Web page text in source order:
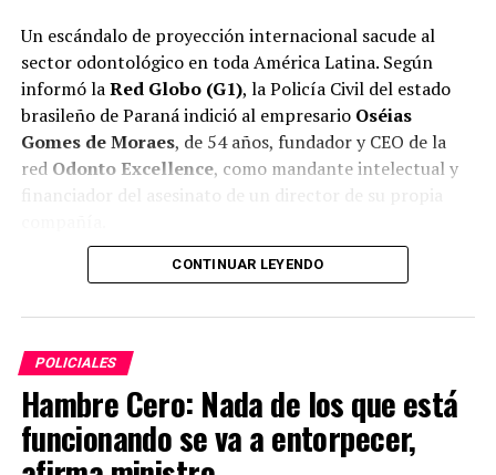
Un escándalo de proyección internacional sacude al
sector odontológico en toda América Latina. Según
informó laRed Globo (G1), la Policía Civil del estado
brasileño de Paraná indició al empresario Oséias
Gomes de Moraes, de 54 años, fundador y CEO de la
red Odonto Excellence, como mandante intelectual y
financiador del asesinato de un director de su propia
La red Odonto Excellence cuenta con
México y Angola, lo que convierte al caso en un tema
de interés directo para el mercado paraguayo, donde la
marca opera bajo el modelo de franquicia.
El crimen
CONTINUAR LEYENDO
POLICIALES
Hambre Cero: Nada de los que está
funcionando se va a entorpecer,